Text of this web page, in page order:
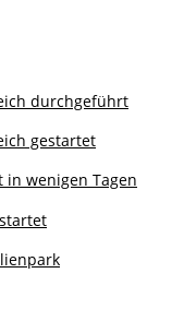
durchgeführt
gestartet
in wenigen Tagen